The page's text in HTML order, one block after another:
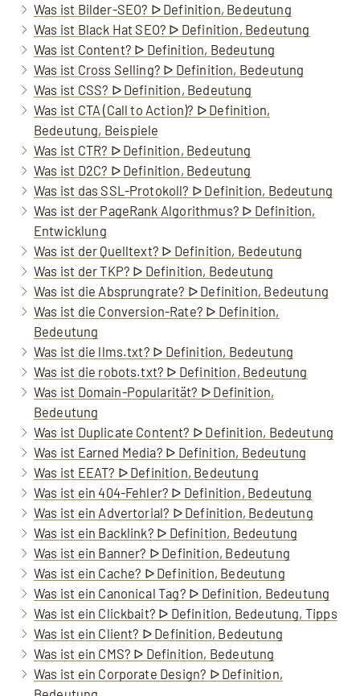
Was ist Bilder-SEO? ᐅ Definition, Bedeutung
Was ist Black Hat SEO? ᐅ Definition, Bedeutung
Was ist Content? ᐅ Definition, Bedeutung
Was ist Cross Selling? ᐅ Definition, Bedeutung
Was ist CSS? ᐅ Definition, Bedeutung
Was ist CTA (Call to Action)? ᐅ Definition,
Bedeutung, Beispiele
Was ist CTR? ᐅ Definition, Bedeutung
Was ist D2C? ᐅ Definition, Bedeutung
Was ist das SSL-Protokoll? ᐅ Definition, Bedeutung
Was ist der PageRank Algorithmus? ᐅ Definition,
Entwicklung
Was ist der Quelltext? ᐅ Definition, Bedeutung
Was ist der TKP? ᐅ Definition, Bedeutung
Was ist die Absprungrate? ᐅ Definition, Bedeutung
Was ist die Conversion-Rate? ᐅ Definition,
Bedeutung
Was ist die llms.txt? ᐅ Definition, Bedeutung
Was ist die robots.txt? ᐅ Definition, Bedeutung
Was ist Domain-Popularität? ᐅ Definition,
Bedeutung
Was ist Duplicate Content? ᐅ Definition, Bedeutung
Was ist Earned Media? ᐅ Definition, Bedeutung
Was ist EEAT? ᐅ Definition, Bedeutung
Was ist ein 404-Fehler? ᐅ Definition, Bedeutung
Was ist ein Advertorial? ᐅ Definition, Bedeutung
Was ist ein Backlink? ᐅ Definition, Bedeutung
Was ist ein Banner? ᐅ Definition, Bedeutung
Was ist ein Cache? ᐅ Definition, Bedeutung
Was ist ein Canonical Tag? ᐅ Definition, Bedeutung
Was ist ein Clickbait? ᐅ Definition, Bedeutung, Tipps
Was ist ein Client? ᐅ Definition, Bedeutung
Was ist ein CMS? ᐅ Definition, Bedeutung
Was ist ein Corporate Design? ᐅ Definition,